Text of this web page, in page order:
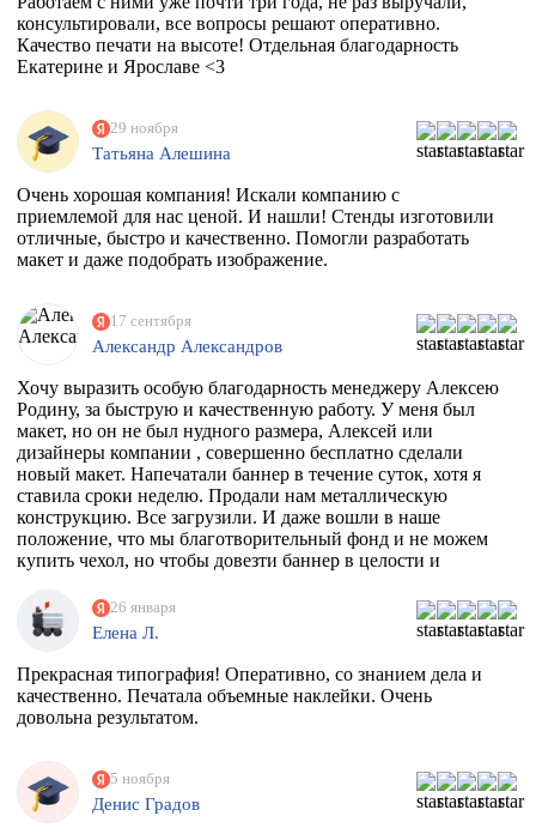
консультировали, все вопросы решают оперативно.
Качество печати на высоте! Отдельная благодарность
Екатерине и Ярославе <3
29 ноября
Татьяна Алешина
Очень хорошая компания! Искали компанию с
приемлемой для нас ценой. И нашли! Стенды изготовили
отличные, быстро и качественно. Помогли разработать
макет и даже подобрать изображение.
17 сентября
Александр Александров
Хочу выразить особую благодарность менеджеру Алексею
Родину, за быструю и качественную работу. У меня был
макет, но он не был нудного размера, Алексей или
дизайнеры компании , совершенно бесплатно сделали
новый макет. Напечатали баннер в течение суток, хотя я
ставила сроки неделю. Продали нам металлическую
конструкцию. Все загрузили. И даже вошли в наше
положение, что мы благотворительный фонд и не можем
купить чехол, но чтобы довезти баннер в целости и
Огромное спасибо вам. Скоро будем новый баннер
печатать, обязательно обратимся к вам
26 января
Елена Л.
Прекрасная типография! Оперативно, со знанием дела и
качественно. Печатала объемные наклейки. Очень
довольна результатом.
5 ноября
Денис Градов